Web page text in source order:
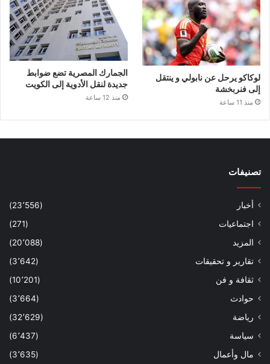
لوكاكو يرحل عن نابولي و ينتقل
إلى فنربخشة
منذ 11 ساعة
الجمارك المصرية تضع ضوابط
جديدة لنقل الأدوية إلى الكويت
منذ 12 ساعة
تصنيفات
أخبار
(23٬556)
اجتماعيات
(271)
المزيد
(20٬088)
تقارير و تحقيقات
(3٬642)
ثقافة و فن
(10٬201)
حوادث
(3٬664)
رياضة
(32٬629)
سياسة
(6٬437)
مال وأعمال
(3٬635)